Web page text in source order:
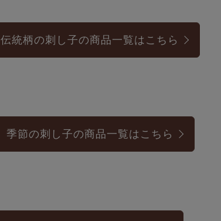
伝統柄の刺し子の商品一覧はこちら
季節の刺し子の商品一覧はこちら